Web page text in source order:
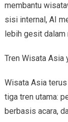
membantu
sisi internal, AI
lebih gesit
Tren Wisata Asia
Wisata Asia
tiga tren utama:
berbasis acara,